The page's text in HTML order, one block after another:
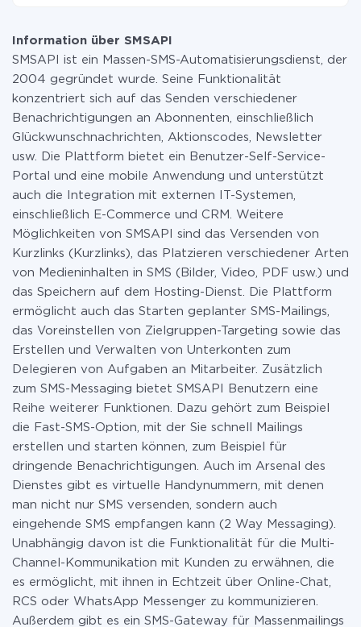
Weitere Informationen zu
Information über SMSAPI
SMSAPI ist ein Massen-SMS-Automatisierungsdienst, der
2004 gegründet wurde. Seine Funktionalität
konzentriert sich auf das Senden verschiedener
Benachrichtigungen an Abonnenten, einschließlich
Glückwunschnachrichten, Aktionscodes, Newsletter
usw. Die Plattform bietet ein Benutzer-Self-Service-
Portal und eine mobile Anwendung und unterstützt
auch die Integration mit externen IT-Systemen,
einschließlich E-Commerce und CRM. Weitere
Möglichkeiten von SMSAPI sind das Versenden von
Kurzlinks (Kurzlinks), das Platzieren verschiedener Arten
von Medieninhalten in SMS (Bilder, Video, PDF usw.) und
das Speichern auf dem Hosting-Dienst. Die Plattform
ermöglicht auch das Starten geplanter SMS-Mailings,
das Voreinstellen von Zielgruppen-Targeting sowie das
Erstellen und Verwalten von Unterkonten zum
Delegieren von Aufgaben an Mitarbeiter. Zusätzlich
zum SMS-Messaging bietet SMSAPI Benutzern eine
Reihe weiterer Funktionen. Dazu gehört zum Beispiel
die Fast-SMS-Option, mit der Sie schnell Mailings
erstellen und starten können, zum Beispiel für
dringende Benachrichtigungen. Auch im Arsenal des
Dienstes gibt es virtuelle Handynummern, mit denen
man nicht nur SMS versenden, sondern auch
eingehende SMS empfangen kann (2 Way Messaging).
Unabhängig davon ist die Funktionalität für die Multi-
Channel-Kommunikation mit Kunden zu erwähnen, die
es ermöglicht, mit ihnen in Echtzeit über Online-Chat,
RCS oder WhatsApp Messenger zu kommunizieren.
Außerdem gibt es ein SMS-Gateway für Massenmailings